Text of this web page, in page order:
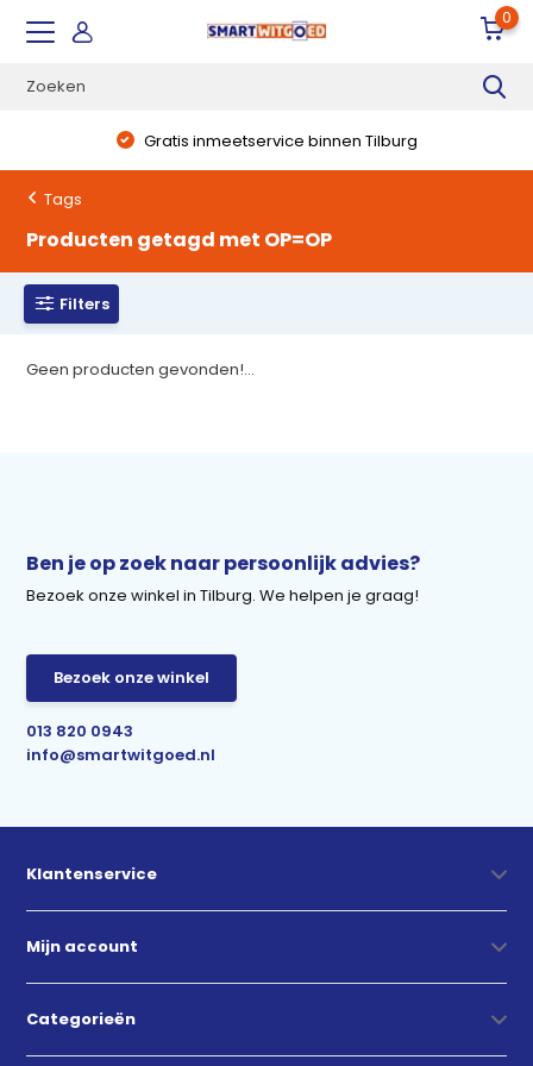
0
Gratis inmeetservice binnen Tilburg
Tags
Producten getagd met OP=OP
Filters
Geen producten gevonden!...
Ben je op zoek naar persoonlijk advies?
Bezoek onze winkel in Tilburg. We helpen je graag!
Bezoek onze winkel
013 820 0943
info@smartwitgoed.nl
Klantenservice
Mijn account
Categorieën